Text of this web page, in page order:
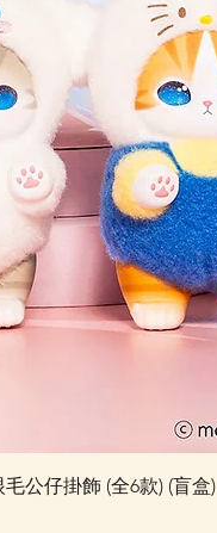
快速瀏覽
公仔掛飾 (全6款) (盲盒)